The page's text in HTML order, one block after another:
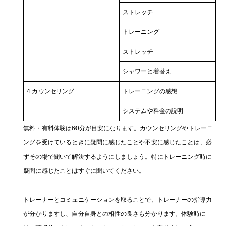
ストレッチ
トレーニング
ストレッチ
シャワーと着替え
4.カウンセリング トレーニングの感想
システムや料金の説明
無料・有料体験は60分が目安になります。カウンセリングやトレーニ
ングを受けているときに疑問に感じたことや不安に感じたことは、必
ずその場で聞いて解決するようにしましょう。特にトレーニング時に
疑問に感じたことはすぐに聞いてください。
トレーナーとコミュニケーションを取ることで、トレーナーの指導力
が分かりますし、自分自身との相性の良さも分かります。体験時に